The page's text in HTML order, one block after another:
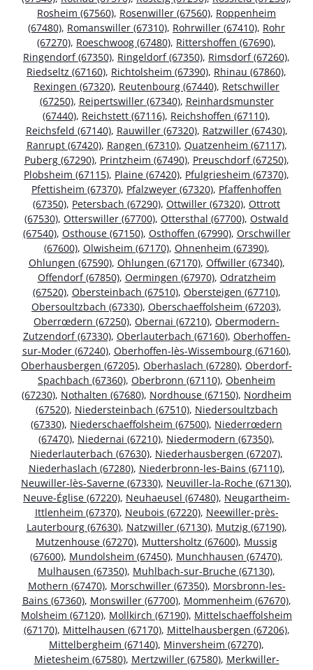
Rosheim (67560), Rosenwiller (67560), Roppenheim
(67480), Romanswiller (67310), Rohrwiller (67410), Rohr
(67270), Roeschwoog (67480), Rittershoffen (67690),
Ringendorf (67350), Ringeldorf (67350), Rimsdorf (67260),
Riedseltz (67160), Richtolsheim (67390), Rhinau (67860),
Rexingen (67320), Reutenbourg (67440), Retschwiller
(67250), Reipertswiller (67340), Reinhardsmunster
(67440), Reichstett (67116), Reichshoffen (67110),
Reichsfeld (67140), Rauwiller (67320), Ratzwiller (67430),
Ranrupt (67420), Rangen (67310), Quatzenheim (67117),
Puberg (67290), Printzheim (67490), Preuschdorf (67250),
Plobsheim (67115), Plaine (67420), Pfulgriesheim (67370),
Pfettisheim (67370), Pfalzweyer (67320), Pfaffenhoffen
(67350), Petersbach (67290), Ottwiller (67320), Ottrott
(67530), Otterswiller (67700), Ottersthal (67700), Ostwald
(67540), Osthouse (67150), Osthoffen (67990), Orschwiller
(67600), Olwisheim (67170), Ohnenheim (67390),
Ohlungen (67590), Ohlungen (67170), Offwiller (67340),
Offendorf (67850), Oermingen (67970), Odratzheim
(67520), Obersteinbach (67510), Obersteigen (67710),
Obersoultzbach (67330), Oberschaeffolsheim (67203),
Oberrœdern (67250), Obernai (67210), Obermodern-
Zutzendorf (67330), Oberlauterbach (67160), Oberhoffen-
sur-Moder (67240), Oberhoffen-lès-Wissembourg (67160),
Oberhausbergen (67205), Oberhaslach (67280), Oberdorf-
Spachbach (67360), Oberbronn (67110), Obenheim
(67230), Nothalten (67680), Nordhouse (67150), Nordheim
(67520), Niedersteinbach (67510), Niedersoultzbach
(67330), Niederschaeffolsheim (67500), Niederrœdern
(67470), Niedernai (67210), Niedermodern (67350),
Niederlauterbach (67630), Niederhausbergen (67207),
Niederhaslach (67280), Niederbronn-les-Bains (67110),
Neuwiller-lès-Saverne (67330), Neuviller-la-Roche (67130),
Neuve-Église (67220), Neuhaeusel (67480), Neugartheim-
Ittlenheim (67370), Neubois (67220), Neewiller-près-
Lauterbourg (67630), Natzwiller (67130), Mutzig (67190),
Mutzenhouse (67270), Muttersholtz (67600), Mussig
(67600), Mundolsheim (67450), Munchhausen (67470),
Mulhausen (67350), Muhlbach-sur-Bruche (67130),
Mothern (67470), Morschwiller (67350), Morsbronn-les-
Bains (67360), Monswiller (67700), Mommenheim (67670),
Molsheim (67120), Mollkirch (67190), Mittelschaeffolsheim
(67170), Mittelhausen (67170), Mittelhausbergen (67206),
Mittelbergheim (67140), Minversheim (67270),
Mietesheim (67580), Mertzwiller (67580), Merkwiller-